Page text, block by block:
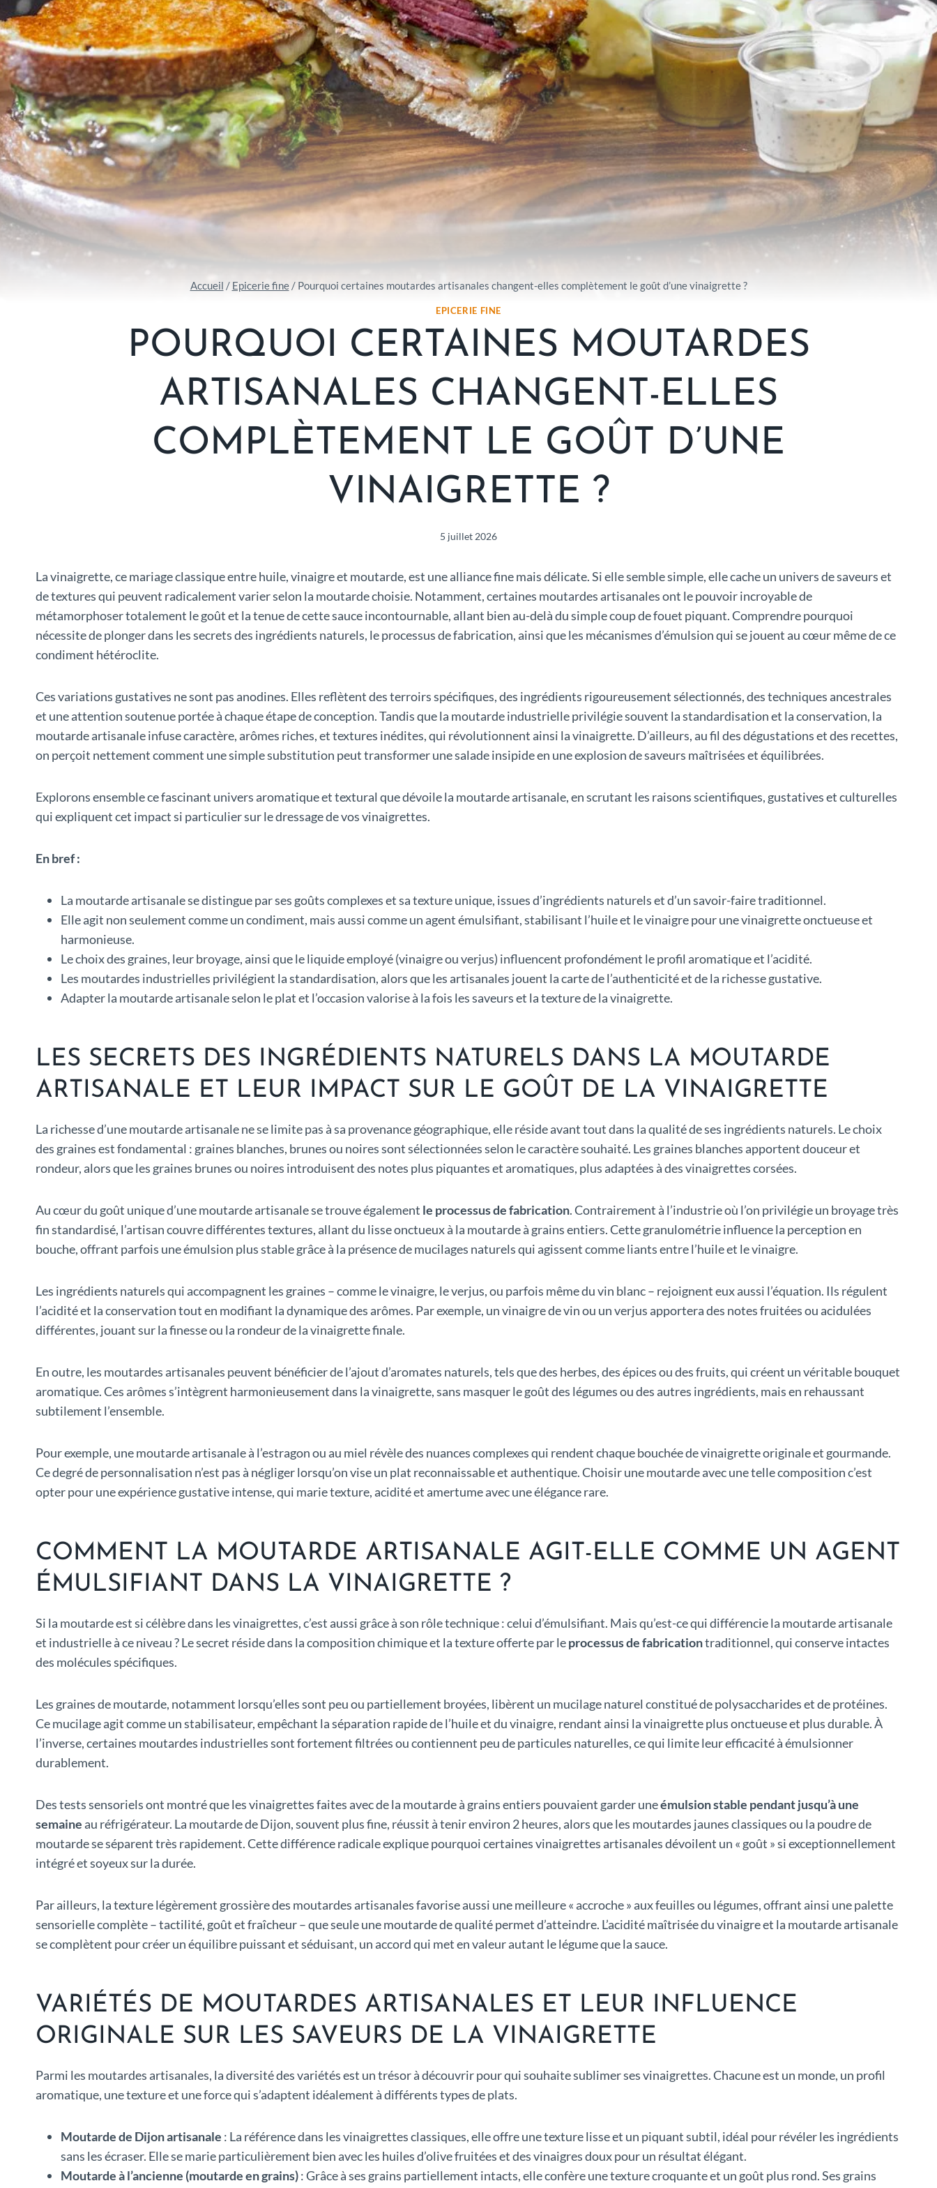
Accueil / Epicerie fine / Pourquoi certaines moutardes artisanales changent-elles complètement le goût d’une vinaigrette ?
EPICERIE FINE
POURQUOI CERTAINES MOUTARDES
ARTISANALES CHANGENT-ELLES
COMPLÈTEMENT LE GOÛT D’UNE
VINAIGRETTE ?
5 juillet 2026
La vinaigrette, ce mariage classique entre huile, vinaigre et moutarde, est une alliance fine mais délicate. Si elle semble simple, elle cache un univers de saveurs et
de textures qui peuvent radicalement varier selon la moutarde choisie. Notamment, certaines moutardes artisanales ont le pouvoir incroyable de
métamorphoser totalement le goût et la tenue de cette sauce incontournable, allant bien au-delà du simple coup de fouet piquant. Comprendre pourquoi
nécessite de plonger dans les secrets des ingrédients naturels, le processus de fabrication, ainsi que les mécanismes d’émulsion qui se jouent au cœur même de ce
condiment hétéroclite.
Ces variations gustatives ne sont pas anodines. Elles reflètent des terroirs spécifiques, des ingrédients rigoureusement sélectionnés, des techniques ancestrales
et une attention soutenue portée à chaque étape de conception. Tandis que la moutarde industrielle privilégie souvent la standardisation et la conservation, la
moutarde artisanale infuse caractère, arômes riches, et textures inédites, qui révolutionnent ainsi la vinaigrette. D’ailleurs, au fil des dégustations et des recettes,
on perçoit nettement comment une simple substitution peut transformer une salade insipide en une explosion de saveurs maîtrisées et équilibrées.
Explorons ensemble ce fascinant univers aromatique et textural que dévoile la moutarde artisanale, en scrutant les raisons scientifiques, gustatives et culturelles
qui expliquent cet impact si particulier sur le dressage de vos vinaigrettes.
En bref :
La moutarde artisanale se distingue par ses goûts complexes et sa texture unique, issues d’ingrédients naturels et d’un savoir-faire traditionnel.
Elle agit non seulement comme un condiment, mais aussi comme un agent émulsifiant, stabilisant l’huile et le vinaigre pour une vinaigrette onctueuse et
harmonieuse.
Le choix des graines, leur broyage, ainsi que le liquide employé (vinaigre ou verjus) influencent profondément le profil aromatique et l’acidité.
Les moutardes industrielles privilégient la standardisation, alors que les artisanales jouent la carte de l’authenticité et de la richesse gustative.
Adapter la moutarde artisanale selon le plat et l’occasion valorise à la fois les saveurs et la texture de la vinaigrette.
LES SECRETS DES INGRÉDIENTS NATURELS DANS LA MOUTARDE
ARTISANALE ET LEUR IMPACT SUR LE GOÛT DE LA VINAIGRETTE
La richesse d’une moutarde artisanale ne se limite pas à sa provenance géographique, elle réside avant tout dans la qualité de ses ingrédients naturels. Le choix
des graines est fondamental : graines blanches, brunes ou noires sont sélectionnées selon le caractère souhaité. Les graines blanches apportent douceur et
rondeur, alors que les graines brunes ou noires introduisent des notes plus piquantes et aromatiques, plus adaptées à des vinaigrettes corsées.
Au cœur du goût unique d’une moutarde artisanale se trouve également le processus de fabrication. Contrairement à l’industrie où l’on privilégie un broyage très
fin standardisé, l’artisan couvre différentes textures, allant du lisse onctueux à la moutarde à grains entiers. Cette granulométrie influence la perception en
bouche, offrant parfois une émulsion plus stable grâce à la présence de mucilages naturels qui agissent comme liants entre l’huile et le vinaigre.
Les ingrédients naturels qui accompagnent les graines – comme le vinaigre, le verjus, ou parfois même du vin blanc – rejoignent eux aussi l’équation. Ils régulent
l’acidité et la conservation tout en modifiant la dynamique des arômes. Par exemple, un vinaigre de vin ou un verjus apportera des notes fruitées ou acidulées
différentes, jouant sur la finesse ou la rondeur de la vinaigrette finale.
En outre, les moutardes artisanales peuvent bénéficier de l’ajout d’aromates naturels, tels que des herbes, des épices ou des fruits, qui créent un véritable bouquet
aromatique. Ces arômes s’intègrent harmonieusement dans la vinaigrette, sans masquer le goût des légumes ou des autres ingrédients, mais en rehaussant
subtilement l’ensemble.
Pour exemple, une moutarde artisanale à l’estragon ou au miel révèle des nuances complexes qui rendent chaque bouchée de vinaigrette originale et gourmande.
Ce degré de personnalisation n’est pas à négliger lorsqu’on vise un plat reconnaissable et authentique. Choisir une moutarde avec une telle composition c’est
opter pour une expérience gustative intense, qui marie texture, acidité et amertume avec une élégance rare.
COMMENT LA MOUTARDE ARTISANALE AGIT-ELLE COMME UN AGENT
ÉMULSIFIANT DANS LA VINAIGRETTE ?
Si la moutarde est si célèbre dans les vinaigrettes, c’est aussi grâce à son rôle technique : celui d’émulsifiant. Mais qu’est-ce qui différencie la moutarde artisanale
et industrielle à ce niveau ? Le secret réside dans la composition chimique et la texture offerte par leprocessus de fabricationtraditionnel, qui conserve intactes
des molécules spécifiques.
Les graines de moutarde, notamment lorsqu’elles sont peu ou partiellement broyées, libèrent un mucilage naturel constitué de polysaccharides et de protéines.
Ce mucilage agit comme un stabilisateur, empêchant la séparation rapide de l’huile et du vinaigre, rendant ainsi la vinaigrette plus onctueuse et plus durable. À
l’inverse, certaines moutardes industrielles sont fortement filtrées ou contiennent peu de particules naturelles, ce qui limite leur efficacité à émulsionner
durablement.
Des tests sensoriels ont montré que les vinaigrettes faites avec de la moutarde à grains entiers pouvaient garder uneémulsion stable pendant jusqu’à une
semaineau réfrigérateur. La moutarde de Dijon, souvent plus fine, réussit à tenir environ 2 heures, alors que les moutardes jaunes classiques ou la poudre de
moutarde se séparent très rapidement. Cette différence radicale explique pourquoi certaines vinaigrettes artisanales dévoilent un « goût » si exceptionnellement
intégré et soyeux sur la durée.
Par ailleurs, la texture légèrement grossière des moutardes artisanales favorise aussi une meilleure « accroche » aux feuilles ou légumes, offrant ainsi une palette
sensorielle complète – tactilité, goût et fraîcheur – que seule une moutarde de qualité permet d’atteindre. L’acidité maîtrisée du vinaigre et la moutarde artisanale
se complètent pour créer un équilibre puissant et séduisant, un accord qui met en valeur autant le légume que la sauce.
VARIÉTÉS DE MOUTARDES ARTISANALES ET LEUR INFLUENCE
ORIGINALE SUR LES SAVEURS DE LA VINAIGRETTE
Parmi les moutardes artisanales, la diversité des variétés est un trésor à découvrir pour qui souhaite sublimer ses vinaigrettes. Chacune est un monde, un profil
aromatique, une texture et une force qui s’adaptent idéalement à différents types de plats.
Moutarde de Dijon artisanale : La référence dans les vinaigrettes classiques, elle offre une texture lisse et un piquant subtil, idéal pour révéler les ingrédients
sans les écraser. Elle se marie particulièrement bien avec les huiles d’olive fruitées et des vinaigres doux pour un résultat élégant.
Moutarde à l’ancienne (moutarde en grains): Grâce à ses grains partiellement intacts, elle confère une texture croquante et un goût plus rond. Ses grains